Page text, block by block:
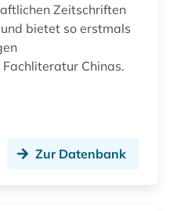
Zeitschriften
bietet so erstmals
Chinas.
Zur Datenbank